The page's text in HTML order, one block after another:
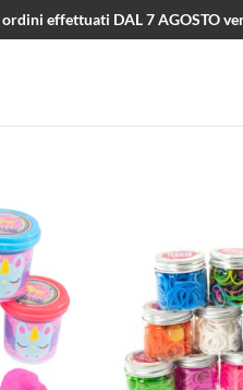
effettuati DAL 7 AGOSTO